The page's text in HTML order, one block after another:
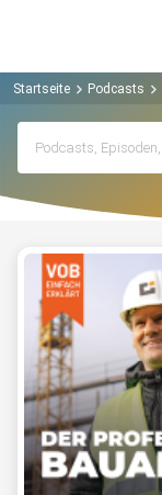
Startseite Podcasts